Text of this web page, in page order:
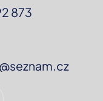
873